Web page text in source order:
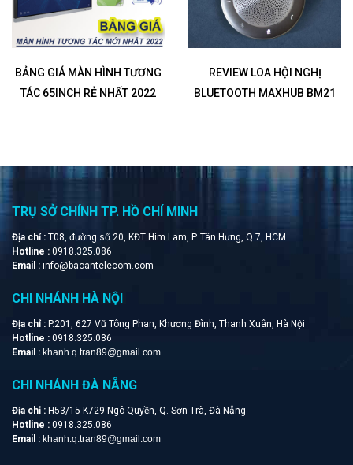
BẢNG GIÁ MÀN HÌNH TƯƠNG
TÁC 65INCH RẺ NHẤT 2022
REVIEW LOA HỘI NGHỊ
BLUETOOTH MAXHUB BM21
TRỤ SỞ CHÍNH TP. HỒ CHÍ MINH
Địa chỉ : T08, đường số 20, KĐT Him Lam, P. Tân Hưng, Q.7, HCM
Hotline : 0918.325.086
Email : info@baoantelecom.com
CHI NHÁNH HÀ NỘI
Địa chỉ : P.201, 627 Vũ Tông Phan, Khương Đình, Thanh Xuân, Hà Nội
Hotline : 0918.325.086
Email : khanh.q.tran89@gmail.com
CHI NHÁNH ĐÀ NẴNG
Địa chỉ : H53/15 K729 Ngô Quyền, Q. Sơn Trà, Đà Nẵng
Hotline : 0918.325.086
Email : khanh.q.tran89@gmail.com